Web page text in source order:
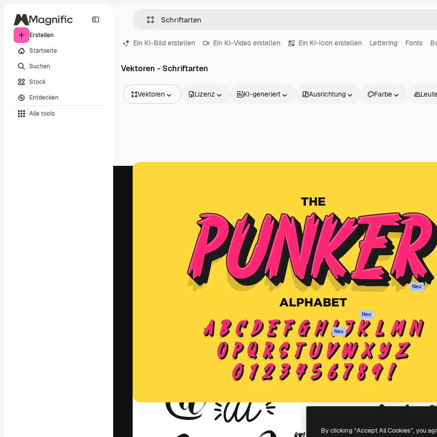
Erstellen
Startseite
Suchen
Stock
Entdecken
Alle tools
Ein KI-Bild erstellen Ein KI-Video erstellen Ein KI-Icon erstellen Lettering Fonts
Vektoren - Schriftarten
Vektoren
Videos
Lizenz KI-generiert Ausrichtung Farbe
Die kreative Plattform, um deine beste
Arbeit zu verwirklichen. Mehr als 1 Million
Abonnenten unter Kreativen, Unternehmen,
Agenturen und Studios.
Deutsch
Produkte
Spaces
KI-Assistent
KI-Bildgenerator
KI-Videogenerator
KI-
Stimmengenerator
Stock-Inhalte
MCP für
Claude/ChatGPT
Neu
Agenten Neu
API
Mobile App
Alle Magnific-Tools
Loslegen
Academy
Dokumentation
Support
AGB
Originale Neu
Partner
Unternehmen
By clicking “Accept All Cookies”, you